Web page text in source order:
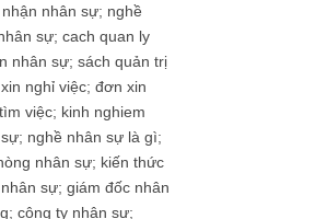
nhân sự; nghề
sự; cach quan ly
nhân sự; sách quản trị
nghỉ việc; đơn xin
việc; kinh nghiem
; nghề nhân sự là gì;
nhân sự; kiến thức
sự; giám đốc nhân
; công ty nhân sự;